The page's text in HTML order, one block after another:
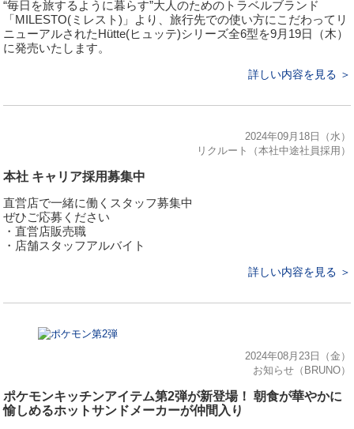
“毎日を旅するように暮らす”大⼈のためのトラベルブランド
「MILESTO(ミレスト)」より、旅⾏先での使い方にこだわってリ
ニューアルされたHütte(ヒュッテ)シリーズ全6型を9月19日（木）
に発売いたします。
詳しい内容を見る ＞
2024年09月18日（水）
リクルート（本社中途社員採用）
本社 キャリア採用募集中
直営店で一緒に働くスタッフ募集中
ぜひご応募ください
・直営店販売職
・店舗スタッフアルバイト
詳しい内容を見る ＞
2024年08月23日（金）
お知らせ（BRUNO）
ポケモンキッチンアイテム第2弾が新登場！ 朝食が華やかに
愉しめるホットサンドメーカーが仲間入り